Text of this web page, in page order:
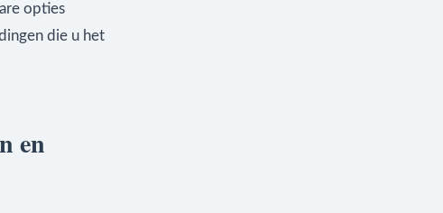
opties
die u het
en